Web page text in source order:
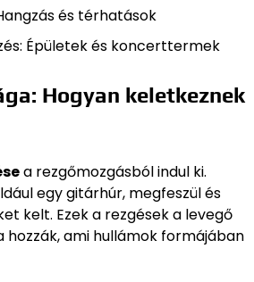
és térhatások
Épületek és koncerttermek
Hogyan keletkeznek
a rezgőmozgásból indul ki.
egy gitárhúr, megfeszül és
kelt. Ezek a rezgések a levegő
hozzák, ami hullámok formájában